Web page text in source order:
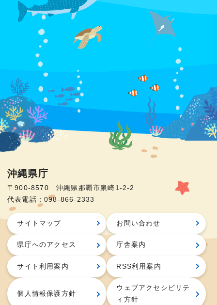
沖縄県庁
〒900-8570 沖縄県那覇市泉崎1-2-2
代表電話：098-866-2333
サイトマップ お問い合わせ
県庁へのアクセス 庁舎案内
サイト利用案内 RSS利用案内
個人情報保護方針
ウェブアクセシビリテ
ィ方針